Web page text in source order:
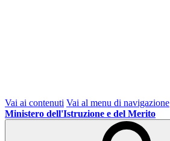
Vai ai contenuti Vai al menu di navigazione
Ministero dell'Istruzione e del Merito